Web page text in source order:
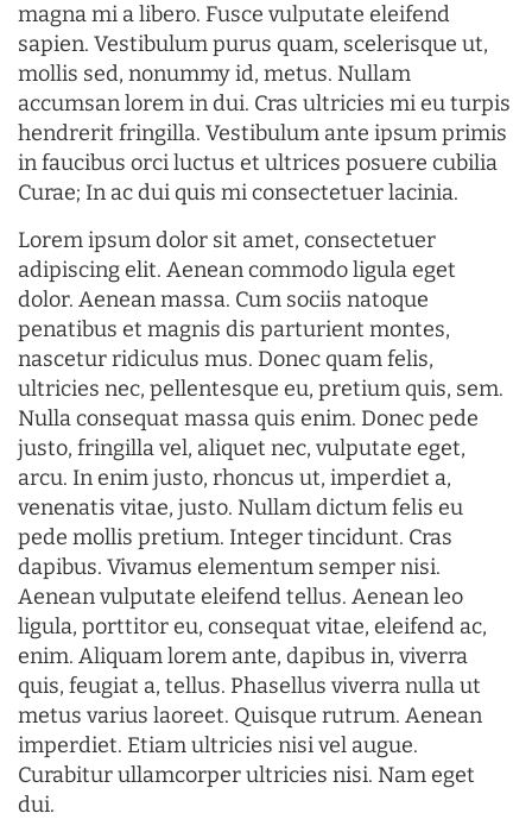
magna mi a libero. Fusce vulputate eleifend
sapien. Vestibulum purus quam, scelerisque ut,
mollis sed, nonummy id, metus. Nullam
accumsan lorem in dui. Cras ultricies mi eu turpis
hendrerit fringilla. Vestibulum ante ipsum primis
in faucibus orci luctus et ultrices posuere cubilia
Curae; In ac dui quis mi consectetuer lacinia.
Lorem ipsum dolor sit amet, consectetuer
adipiscing elit. Aenean commodo ligula eget
dolor. Aenean massa. Cum sociis natoque
penatibus et magnis dis parturient montes,
nascetur ridiculus mus. Donec quam felis,
ultricies nec, pellentesque eu, pretium quis, sem.
Nulla consequat massa quis enim. Donec pede
justo, fringilla vel, aliquet nec, vulputate eget,
arcu. In enim justo, rhoncus ut, imperdiet a,
venenatis vitae, justo. Nullam dictum felis eu
pede mollis pretium. Integer tincidunt. Cras
dapibus. Vivamus elementum semper nisi.
Aenean vulputate eleifend tellus. Aenean leo
ligula, porttitor eu, consequat vitae, eleifend ac,
enim. Aliquam lorem ante, dapibus in, viverra
quis, feugiat a, tellus. Phasellus viverra nulla ut
metus varius laoreet. Quisque rutrum. Aenean
imperdiet. Etiam ultricies nisi vel augue.
Curabitur ullamcorper ultricies nisi. Nam eget
dui.